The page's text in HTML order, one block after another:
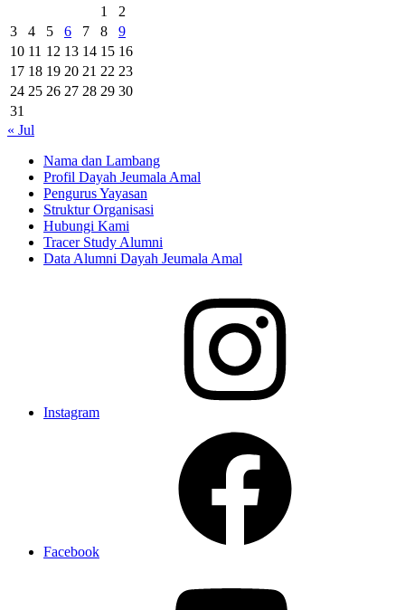
1
2
3
4 5 6 7 8
9
10 11 12 13 14 15 16
17 18 19 20 21 22 23
24 25 26 27 28 29 30
31
« Jul
Nama dan Lambang
Profil Dayah Jeumala Amal
Pengurus Yayasan
Struktur Organisasi
Hubungi Kami
Tracer Study Alumni
Data Alumni Dayah Jeumala Amal
Instagram
Facebook